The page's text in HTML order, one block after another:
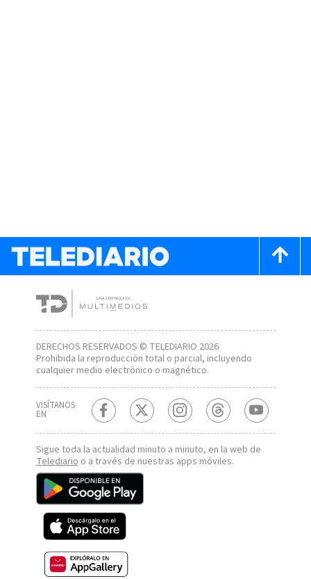
DERECHOS RESERVADOS © TELEDIARIO 2026
Prohibida la reproducción total o parcial, incluyendo
cualquier medio electrónico o magnético.
VISÍTANOS
EN
Sigue toda la actualidad minuto a minuto, en la web de
Telediario o a través de nuestras apps móviles.